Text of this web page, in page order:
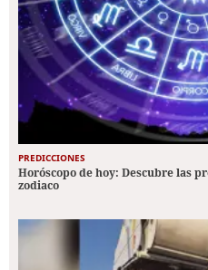
PREDICCIONES
Horóscopo de hoy: Descubre las
zodiaco